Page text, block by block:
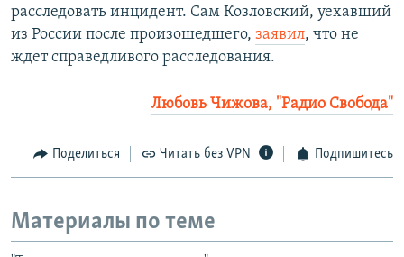
расследовать инцидент. Сам Козловский, уехавший
из России после произошедшего, заявил, что не
ждет справедливого расследования.
Любовь Чижова, "Радио Свобода"
Поделиться Читать без VPN Подпишитесь
Материалы по теме